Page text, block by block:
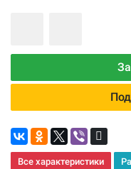
Все характеристики